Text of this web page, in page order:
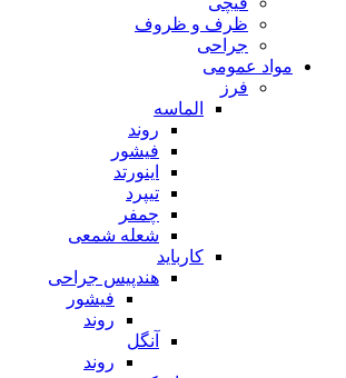
ظرف و ظروف
جراحی
مواد عمومی
فرز
الماسه
روند
فیشور
اینورتد
تیپرد
چمفر
شعله شمعی
کارباید
هندپیس جراحی
فیشور
روند
آنگل
روند